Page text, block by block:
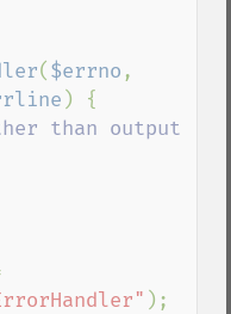
( $errno
) {
than output
);